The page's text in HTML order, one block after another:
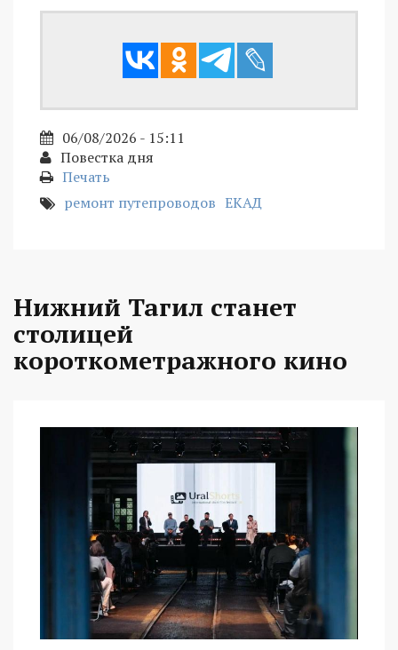
06/08/2026 - 15:11
Повестка дня
Печать
ремонт путепроводов ЕКАД
Нижний Тагил станет
столицей
короткометражного кино